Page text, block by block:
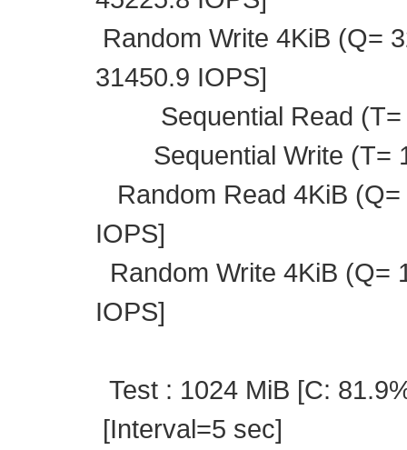
Random Write 4KiB (Q=
31450.9 IOPS]
Sequential Read (T=
Sequential Write (T=
Random Read 4KiB
IOPS]
Random Write 4KiB
IOPS]
Test : 1024 MiB [C:
[Interval=5 sec]